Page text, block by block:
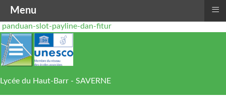
panduan-slot-payline-dan-fitur
Lycée du Haut-Barr - SAVERNE
Menu ≡